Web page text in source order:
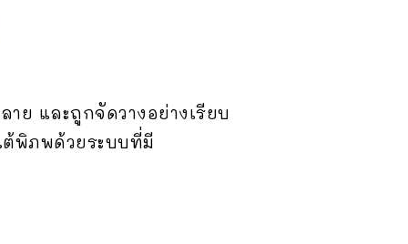
ย และถูกจัดวางอย่างเรียบ
ต้พิภพด้วยระบบที่มี